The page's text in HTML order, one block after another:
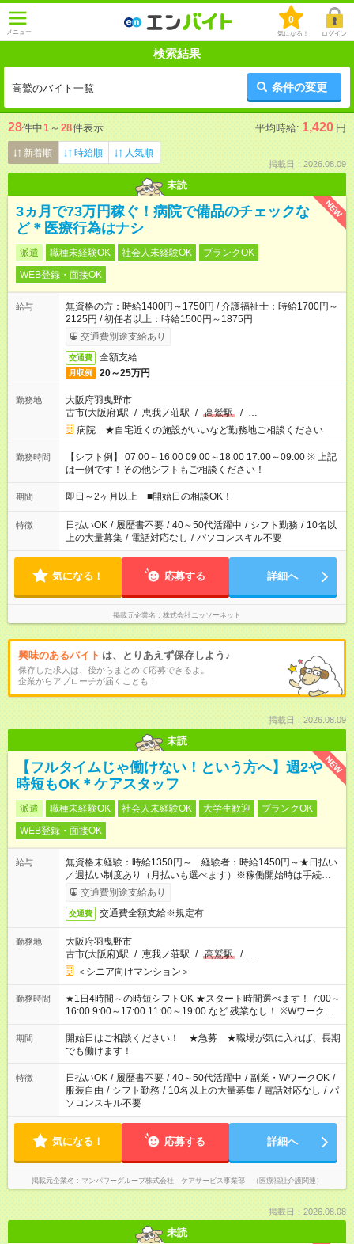
メニュー
0
気になる！ ログイン
検索結果
高鷲のバイト一覧 条件の変更
28件中1 ～ 28件表示 平均時給: 1,420 円
新着順 時給順 人気順
掲載日：2026.08.09
未読
NEW
3ヵ月で73万円稼ぐ！病院で備品のチェックな
ど＊医療行為はナシ
派遣 職種未経験OK 社会人未経験OK
ブランクOK
WEB登録・面接OK
給与
無資格の方：時給1400円～1750円 / 介護福祉士：時給1700円～
2125円 / 初任者以上：時給1500円～1875円
交通費別途支給あり
交通費 全額支給
月収例 20～25万円
勤務地
大阪府羽曳野市
古市(大阪府)駅 / 恵我ノ荘駅 / 高鷲駅 / …
病院 ★自宅近くの施設がいいなど勤務地ご相談ください
勤務時間
【シフト例】 07:00～16:00 09:00～18:00 17:00～09:00 ※ 上記
は一例です！その他シフトもご相談ください！
期間 即日～2ヶ月以上 ■開始日の相談OK！
特徴 日払いOK / 履歴書不要 / 40～50代活躍中 / シフト勤務 / 10名以
上の大量募集 / 電話対応なし / パソコンスキル不要
気になる！ 応募する 詳細へ
掲載元企業名 株式会社ニッソーネット
興味のあるバイト は、とりあえず保存しよう♪
保存した求人は、後からまとめて応募できるよ。
企業からアプローチが届くことも！
掲載日：2026.08.09
未読
NEW
【フルタイムじゃ働けない！という方へ】週2や
時短もOK＊ケアスタッフ
派遣 職種未経験OK 社会人未経験OK 大学生歓迎
ブランクOK
WEB登録・面接OK
給与
無資格未経験：時給1350円～ 経験者：時給1450円～★日払い
／週払い制度あり（月払いも選べます）※稼働開始時は手続き完
了次第のお支払いとなります。
交通費別途支給あり
交通費 交通費全額支給※規定有
勤務地
大阪府羽曳野市
古市(大阪府)駅 / 恵我ノ荘駅 / 高鷲駅 / …
＜シニア向けマンション＞
勤務時間
★1日4時間～の時短シフトOK ★スタート時間選べます！ 7:00～
16:00 9:00～17:00 11:00～19:00 など 残業なし！ ※Wワークの
場合、他のお仕事と合わせ週40時間超の就業はご案内できませ
ん ※法令に基づき、週20時間以上勤務は社会保険への加入対象
となります ※労働者派遣法（日雇い派遣の原則禁止）により、
短時間・短期間の就業はご案内が難しい場合があります
期間
開始日はご相談ください！ ★急募 ★職場が気に入れば、長期
でも働けます！
特徴 日払いOK / 履歴書不要 / 40～50代活躍中 / 副業・WワークOK /
服装自由 / シフト勤務 / 10名以上の大量募集 / 電話対応なし / パ
ソコンスキル不要
気になる！ 応募する 詳細へ
掲載元企業名 マンパワーグループ株式会社 ケアサービス事業部 （医療福祉介護関連）
掲載日：2026.08.08
未読